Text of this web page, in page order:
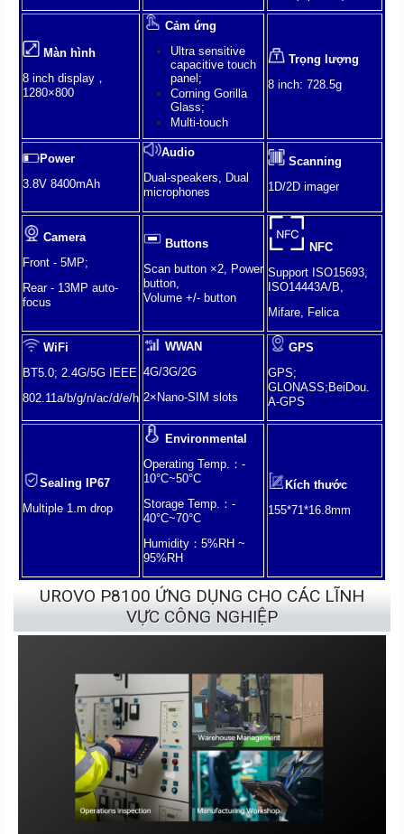
Màn hình
8 inch display，
1280×800
Cảm ứng
Ultra sensitive
capacitive touch
panel;
Corning Gorilla
Glass;
Multi-touch
Trọng lượng
8 inch: 728.5g
Power
3.8V 8400mAh
Audio
Dual-speakers, Dual
microphones
Scanning
1D/2D imager
Camera
Front - 5MP;
Rear - 13MP auto-
focus
Buttons
Scan button ×2, Power
button,
Volume +/- button
NFC
Support ISO15693,
ISO14443A/B,
Mifare, Felica
WiFi
BT5.0; 2.4G/5G IEEE
802.11a/b/g/n/ac/d/e/h
WWAN
4G/3G/2G
2×Nano-SIM slots
GPS
GPS;
GLONASS;BeiDou.
A-GPS
Sealing IP67
Multiple 1.m drop
Environmental
Operating Temp.：-
10°C~50°C
Storage Temp.：-
40°C~70°C
Humidity：5%RH ~
95%RH
Kích thước
155*71*16.8mm
UROVO P8100 ỨNG DỤNG CHO CÁC LĨNH
VỰC CÔNG NGHIỆP